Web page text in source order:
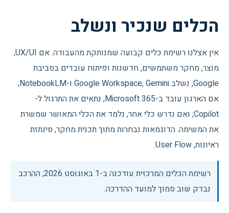
הכלים שנכיר ונשלב
אין אצלנו רשימת כלים קבועה שמנותקת מהעבודה. אם UX/UI,
מוצר, מחקר משתמשים, חדשנות ופיתוח עובדים בסביבת
Google, נשלב Google Workspace, Gemini ו-NotebookLM;
אם הארגון עובד ב-Microsoft 365, נתאים את התרגול ל-
Copilot; ואם נדרש כלי אחר, נלמד את הכלי המאושר שמשרת
את המשימה. הדוגמאות נבחרות מתוך תכנית מחקר, סינתזת
ראיונות, User Flow.
רשימת הכלים המרכזית עודכנה ב-1 באוגוסט 2026
; ההרכב
נבדק שוב סמוך למועד ההדרכה.